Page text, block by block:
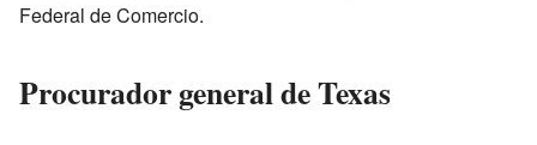
Federal de Comercio.
Procurador general de Texas